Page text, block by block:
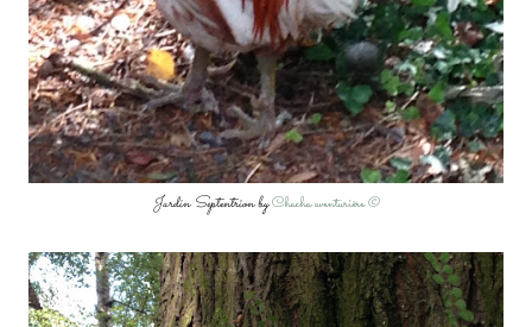
Jardin Septentrion byChacha aventurière ©